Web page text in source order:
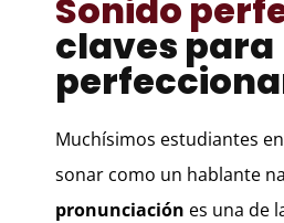
Sonido
claves para
Muchísimos estudiantes
sonar como un hablante
pronunciación es una de